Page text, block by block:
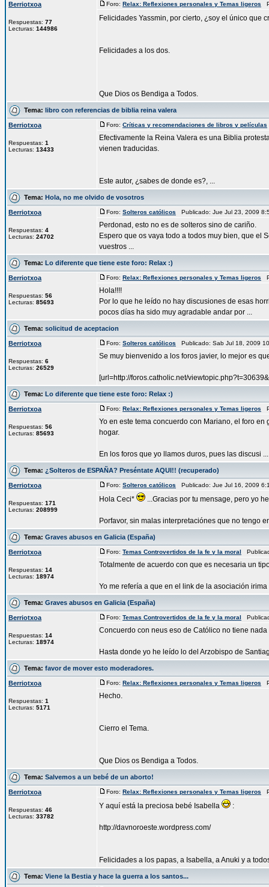
Berriotxoa
Respuestas: 77
Lecturas: 144986
Foro: Relax: Reflexiones personales y Temas ligeros
Felicidades Yassmin, por cierto, ¿soy el único que
Felicidades a los dos.
Que Dios os Bendiga a Todos.
Tema: libro con referencias de biblia reina valera
Berriotxoa
Respuestas: 1
Lecturas: 13433
Foro: Críticas y recomendaciones de libros y películas
Efectivamente la Reina Valera es una Biblia
vienen traducidas.
Este autor, ¿sabes de donde es?, ...
Tema: Hola, no me olvido de vosotros
Berriotxoa
Respuestas: 4
Lecturas: 24702
Foro: Solteros católicos Publicado: Jue Jul 23, 2009
Perdonad, esto no es de solteros sino de cariño.
Espero que os vaya todo a todos muy bien, que el
vuestros ...
Tema: Lo diferente que tiene este foro: Relax :)
Berriotxoa
Respuestas: 56
Lecturas: 85693
Foro: Relax: Reflexiones personales y Temas ligeros
Hola!!!!
Por lo que he leído no hay discusiones de esas
pocos días ha sido muy agradable andar por ...
Tema: solicitud de aceptacion
Berriotxoa
Respuestas: 6
Lecturas: 26529
Foro: Solteros católicos Publicado: Sab Jul 18, 2009
Se muy bienvenido a los foros javier, lo mejor es
[url=http://foros.catholic.net/
Tema: Lo diferente que tiene este foro: Relax :)
Berriotxoa
Respuestas: 56
Lecturas: 85693
Foro: Relax: Reflexiones personales y Temas ligeros
Yo en este tema concuerdo con Mariano, el foro
hogar.
En los foros que yo llamos duros, pues las discusi ...
Tema: ¿Solteros de ESPAÑA? Preséntate AQUI!! (recuperado)
Berriotxoa
Respuestas: 171
Lecturas: 208999
Foro: Solteros católicos Publicado: Jue Jul 16, 2009
Hola Ceci* ...Gracias por tu mensage, pero yo
Porfavor, sin malas interpretaciónes que no tengo
Tema: Graves abusos en Galicia (España)
Berriotxoa
Respuestas: 14
Lecturas: 18974
Foro: Temas Controvertidos de la fe y la moral
Totalmente de acuerdo con que es necesaria un
Yo me refería a que en el link de la asociación
Tema: Graves abusos en Galicia (España)
Berriotxoa
Respuestas: 14
Lecturas: 18974
Foro: Temas Controvertidos de la fe y la moral
Concuerdo con neus eso de Católico no tiene nada
Hasta donde yo he leído lo del Arzobispo de
Tema: favor de mover esto moderadores.
Berriotxoa
Respuestas: 1
Lecturas: 5171
Foro: Relax: Reflexiones personales y Temas ligeros
Hecho.
Cierro el Tema.
Que Dios os Bendiga a Todos.
Tema: Salvemos a un bebé de un aborto!
Berriotxoa
Respuestas: 46
Lecturas: 33782
Foro: Relax: Reflexiones personales y Temas ligeros
Y aquí está la preciosa bebé Isabella :
http://davnoroeste.wordpress.com/
Felicidades a los papas, a Isabella, a Anuki y a
Tema: Viene la Bestia y hace la guerra a los santos...